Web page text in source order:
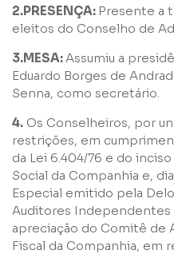
2.PRESENÇA: Presente a
eleitos do Conselho de
3.MESA:Assumiu a
Eduardo Borges de
Senna, como secretário.
4. Os Conselheiros, por
restrições, em
da Lei 6.404/76 e do
Social da Companhia e,
Especial emitido pela
Auditores Independentes
apreciação do Comitê de
Fiscal da Companhia, em
Nome
E-mail
Empresa